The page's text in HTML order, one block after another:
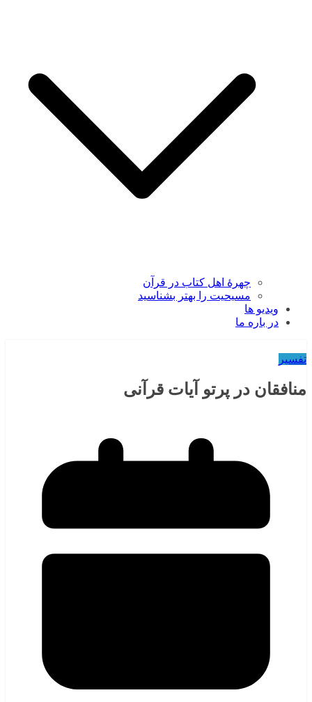
چهرۀ اهل کتاب در قرآن
مسیحیت را بهتر بشناسید
ویدیو ها
در باره ما
تفسیر
منافقان در پرتو آیات قرآنی